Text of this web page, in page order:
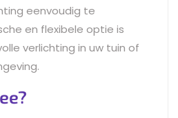
eenvoudig te
en flexibele optie is
verlichting in uw tuin of